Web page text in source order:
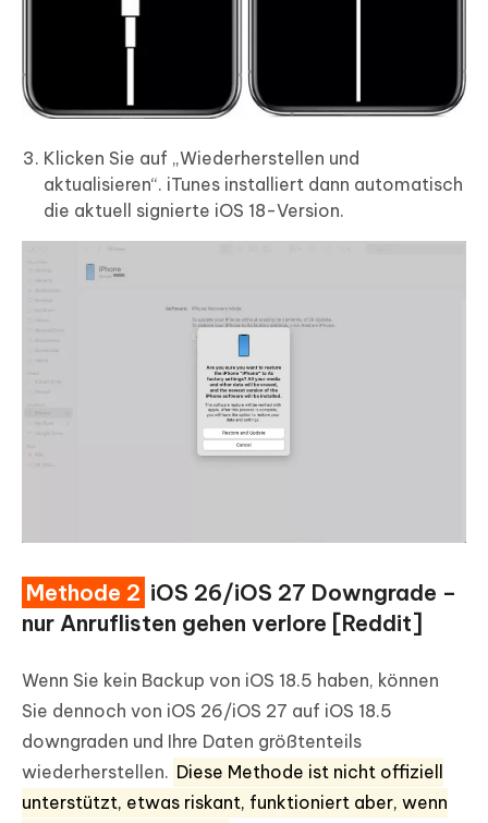
Klicken Sie auf „Wiederherstellen und
aktualisieren“. iTunes installiert dann automatisch
die aktuell signierte iOS 18-Version.
Methode 2 iOS 26/iOS 27 Downgrade –
nur Anruflisten gehen verlore [Reddit]
Wenn Sie kein Backup von iOS 18.5 haben, können
Sie dennoch von iOS 26/iOS 27 auf iOS 18.5
downgraden und Ihre Daten größtenteils
wiederherstellen. Diese Methode ist nicht offiziell
unterstützt, etwas riskant, funktioniert aber, wenn